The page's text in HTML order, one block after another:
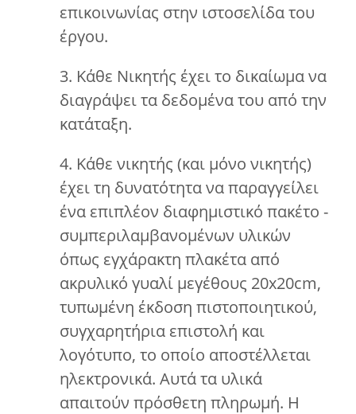
επικοινωνίας στην ιστοσελίδα του
έργου.
3. Κάθε Νικητής έχει το δικαίωμα να
διαγράψει τα δεδομένα του από την
κατάταξη.
4. Κάθε νικητής (και μόνο νικητής)
έχει τη δυνατότητα να παραγγείλει
ένα επιπλέον διαφημιστικό πακέτο -
συμπεριλαμβανομένων υλικών
όπως εγχάρακτη πλακέτα από
ακρυλικό γυαλί μεγέθους 20x20cm,
τυπωμένη έκδοση πιστοποιητικού,
συγχαρητήρια επιστολή και
λογότυπο, το οποίο αποστέλλεται
ηλεκτρονικά. Αυτά τα υλικά
απαιτούν πρόσθετη πληρωμή. Η